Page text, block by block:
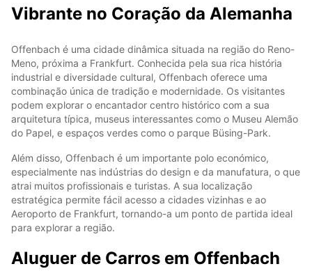
Vibrante no Coração da Alemanha
Offenbach é uma cidade dinâmica situada na região do Reno-
Meno, próxima a Frankfurt. Conhecida pela sua rica história
industrial e diversidade cultural, Offenbach oferece uma
combinação única de tradição e modernidade. Os visitantes
podem explorar o encantador centro histórico com a sua
arquitetura típica, museus interessantes como o Museu Alemão
do Papel, e espaços verdes como o parque Büsing-Park.
Além disso, Offenbach é um importante polo económico,
especialmente nas indústrias do design e da manufatura, o que
atrai muitos profissionais e turistas. A sua localização
estratégica permite fácil acesso a cidades vizinhas e ao
Aeroporto de Frankfurt, tornando-a um ponto de partida ideal
para explorar a região.
Aluguer de Carros em Offenbach